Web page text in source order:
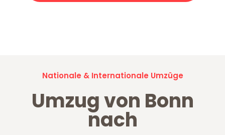
Nationale & Internationale Umzüge
Umzug von Bonn
nach